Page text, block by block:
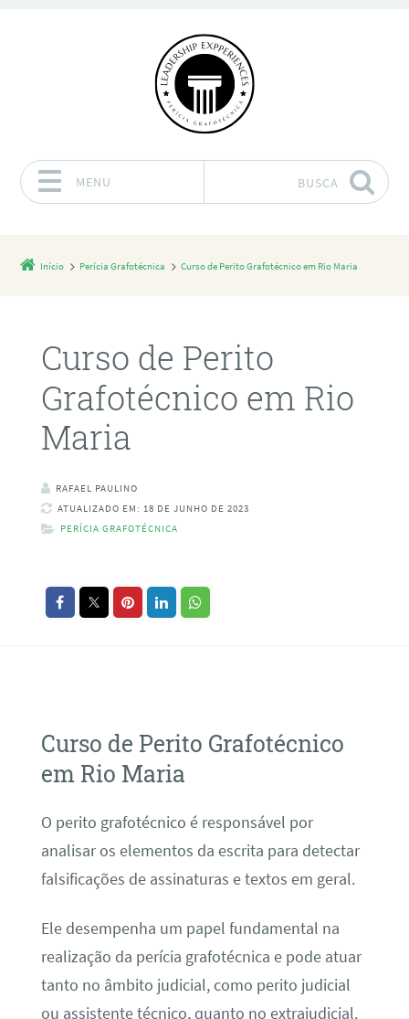
MENU BUSCA
Início Perícia Grafotécnica Curso de Perito Grafotécnico em Rio Maria
Curso de Perito
Grafotécnico em Rio
Maria
RAFAEL PAULINO
ATUALIZADO EM: 18 DE JUNHO DE 2023
PERÍCIA GRAFOTÉCNICA
Curso de Perito Grafotécnico
em Rio Maria
O perito grafotécnico é responsável por
analisar os elementos da escrita para detectar
falsificações de assinaturas e textos em geral.
Ele desempenha um papel fundamental na
realização da perícia grafotécnica e pode atuar
tanto no âmbito judicial, como perito judicial
ou assistente técnico, quanto no extrajudicial.